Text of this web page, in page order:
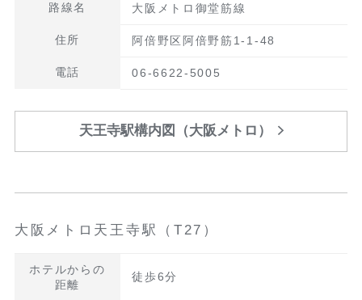
路線名 大阪メトロ御堂筋線
住所 阿倍野区阿倍野筋1-1-48
電話 06-6622-5005
天王寺駅構内図（大阪メトロ）
大阪メトロ天王寺駅（T27）
ホテルからの
距離
徒歩6分